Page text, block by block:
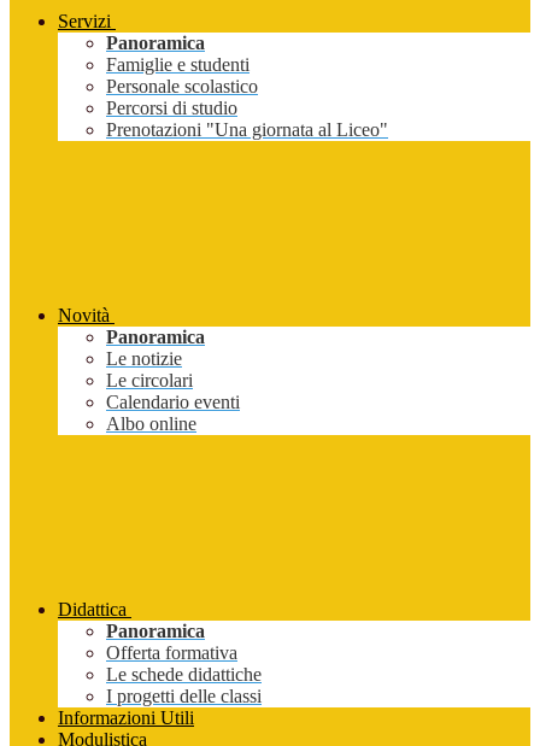
Servizi
Panoramica
Famiglie e studenti
Personale scolastico
Percorsi di studio
Prenotazioni "Una giornata al Liceo"
Novità
Panoramica
Le notizie
Le circolari
Calendario eventi
Albo online
Didattica
Panoramica
Offerta formativa
Le schede didattiche
I progetti delle classi
Informazioni Utili
Modulistica